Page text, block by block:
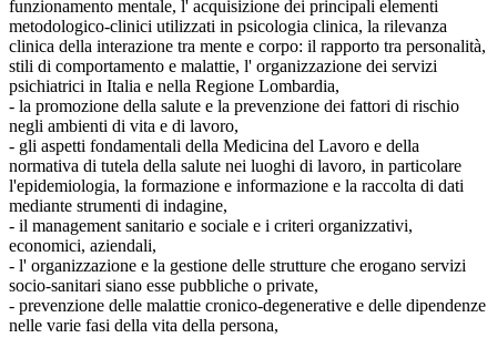
funzionamento mentale, l' acquisizione dei principali elementi
metodologico-clinici utilizzati in psicologia clinica, la rilevanza
clinica della interazione tra mente e corpo: il rapporto tra personalità,
stili di comportamento e malattie, l' organizzazione dei servizi
psichiatrici in Italia e nella Regione Lombardia,
- la promozione della salute e la prevenzione dei fattori di rischio
negli ambienti di vita e di lavoro,
- gli aspetti fondamentali della Medicina del Lavoro e della
normativa di tutela della salute nei luoghi di lavoro, in particolare
l'epidemiologia, la formazione e informazione e la raccolta di dati
mediante strumenti di indagine,
- il management sanitario e sociale e i criteri organizzativi,
economici, aziendali,
- l' organizzazione e la gestione delle strutture che erogano servizi
socio-sanitari siano esse pubbliche o private,
- prevenzione delle malattie cronico-degenerative e delle dipendenze
nelle varie fasi della vita della persona,